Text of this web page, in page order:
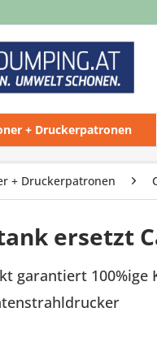
+ Druckerpatronen
+ Druckerpatronen
ersetzt
garantiert